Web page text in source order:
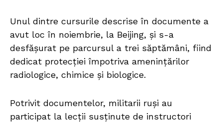
Unul dintre cursurile descrise în documente a
avut loc în noiembrie, la Beijing, și s-a
desfășurat pe parcursul a trei săptămâni, fiind
dedicat protecției împotriva amenințărilor
radiologice, chimice și biologice.
Potrivit documentelor, militarii ruși au
participat la lecții susținute de instructori